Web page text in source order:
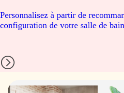
Personnalisez à partir de
configuration de votre salle de